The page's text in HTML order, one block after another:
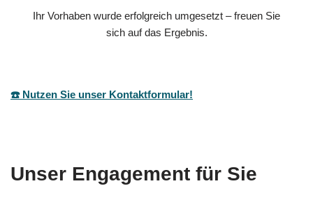
Ihr Vorhaben wurde erfolgreich umgesetzt – freuen Sie
sich auf das Ergebnis.
☎️ Nutzen Sie unser Kontaktformular!
Unser Engagement für Sie